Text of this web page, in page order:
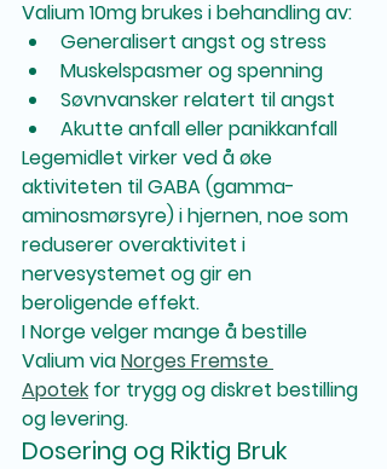
Valium 10mg brukes i behandling av:
Generalisert angst og stress
Muskelspasmer og spenning
Søvnvansker relatert til angst
Akutte anfall eller panikkanfall
Legemidlet virker ved å øke
aktiviteten til GABA (gamma-
aminosmørsyre) i hjernen, noe som
reduserer overaktivitet i
nervesystemet og gir en
beroligende effekt.
I Norge velger mange å bestille
Valium via Norges Fremste
Apotek for trygg og diskret bestilling
og levering.
Dosering og Riktig Bruk